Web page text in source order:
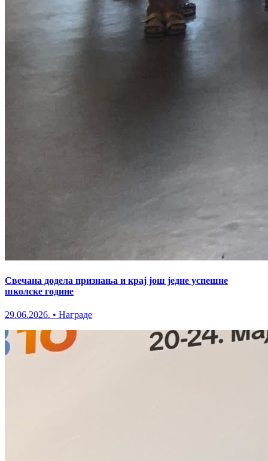
Свечана додела признања и крај још једне успешне
школске године
29.06.2026. • Награде